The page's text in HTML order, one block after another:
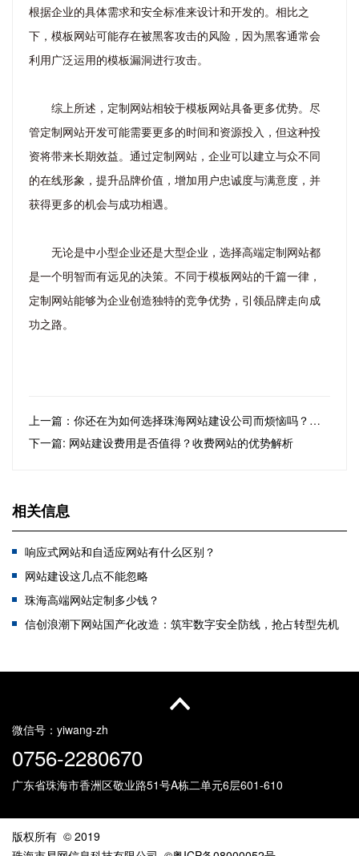
根据企业的具体需求和安全标准来设计和开发的。相比之
下，模板网站可能存在被黑客攻击的风险，因为黑客通常会
利用广泛运用的模板漏洞进行攻击。
综上所述，定制网站相较于模板网站具备更多优势。尽
管定制网站开发可能需要更多的时间和资源投入，但这种投
资将带来长期效益。通过定制网站，企业可以建立与众不同
的在线形象，提升品牌价值，增加用户忠诚度与满意度，并
获得更多的机会与成功相遇。
无论是中小型企业还是大型企业，选择高端定制网站都
是一个明智而有远见的决策。不同于模板网站的千篇一律，
定制网站能够为企业创造独特的竞争优势，引领品牌走向成
功之路。
上一篇：你还在为如何选择珠海网站建设公司而烦恼吗？这篇文章可以帮到你！
下一篇: 网站建设费用是否值得？收费网站的优势解析
相关信息
响应式网站和自适应网站有什么区别？
网站建设这几点不能忽略
珠海高端网站定制多少钱？
信创浪潮下网站国产化改造：筑牢数字安全防线，抢占转型先机
手机端 vs 电脑端：响应式设计如何拯救你的移动端客户？
网站建设费用是否值得？收费网站的优势解析
微信号： yiwang-zh
0756-2280670
广东省珠海市香洲区敬业路51号A栋二单元6层601-610
版权所有 © 2019